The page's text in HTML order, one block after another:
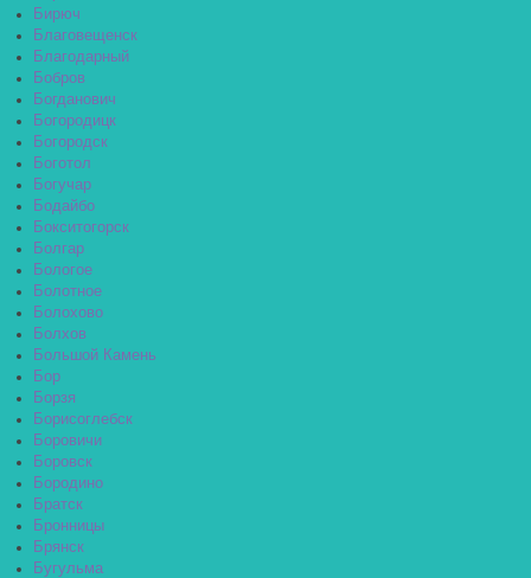
Бирюч
Благовещенск
Благодарный
Бобров
Богданович
Богородицк
Богородск
Боготол
Богучар
Бодайбо
Бокситогорск
Болгар
Бологое
Болотное
Болохово
Болхов
Большой Камень
Бор
Борзя
Борисоглебск
Боровичи
Боровск
Бородино
Братск
Бронницы
Брянск
Бугульма